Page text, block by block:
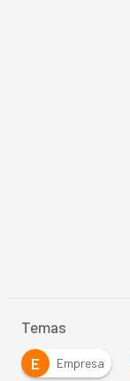
Temas
E
Empresa